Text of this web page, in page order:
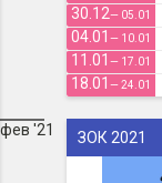
фев '21
30.12— 05.01
04.01 — 10.01
11.01 — 17.01
18.01 — 24.01
ЗОК 2021